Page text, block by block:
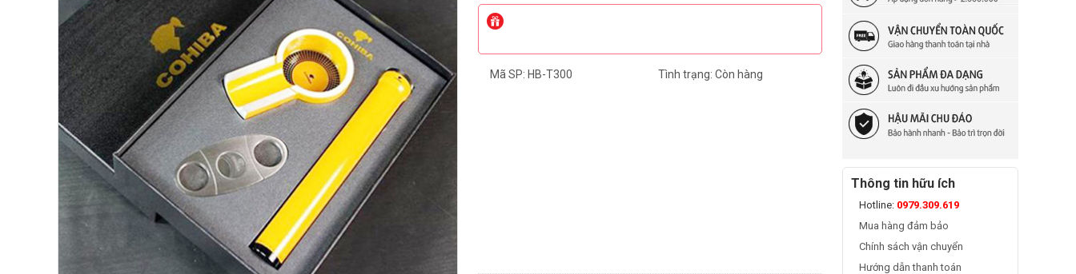
Mã SP: HB-T300 Tình trạng: Còn hàng
Thông tin hữu ích
Hotline: 0979.309.619
Mua hàng đảm bảo
Chính sách vận chuyển
Hướng dẫn thanh toán